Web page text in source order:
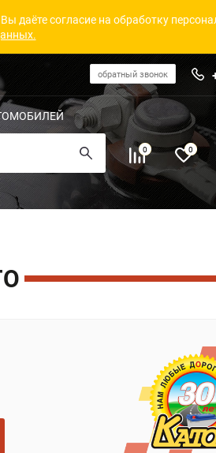
даёте согласие на обработку
обратный звонок
0 0